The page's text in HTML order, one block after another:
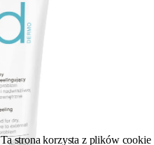
Ta strona korzysta z plików cookie